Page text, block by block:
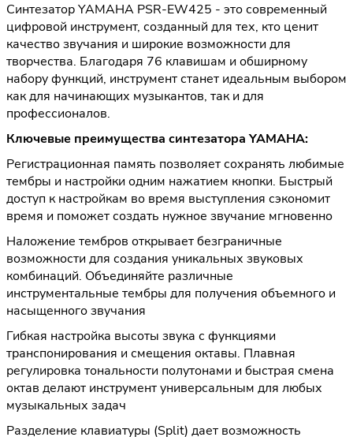
Синтезатор YAMAHA PSR-EW425 - это современный
цифровой инструмент, созданный для тех, кто ценит
качество звучания и широкие возможности для
творчества. Благодаря 76 клавишам и обширному
набору функций, инструмент станет идеальным выбором
как для начинающих музыкантов, так и для
профессионалов.
Ключевые преимущества синтезатора YAMAHA:
Регистрационная память позволяет сохранять любимые
тембры и настройки одним нажатием кнопки. Быстрый
доступ к настройкам во время выступления сэкономит
время и поможет создать нужное звучание мгновенно
Наложение тембров открывает безграничные
возможности для создания уникальных звуковых
комбинаций. Объединяйте различные
инструментальные тембры для получения объемного и
насыщенного звучания
Гибкая настройка высоты звука с функциями
транспонирования и смещения октавы. Плавная
регулировка тональности полутонами и быстрая смена
октав делают инструмент универсальным для любых
музыкальных задач
Разделение клавиатуры (Split) дает возможность